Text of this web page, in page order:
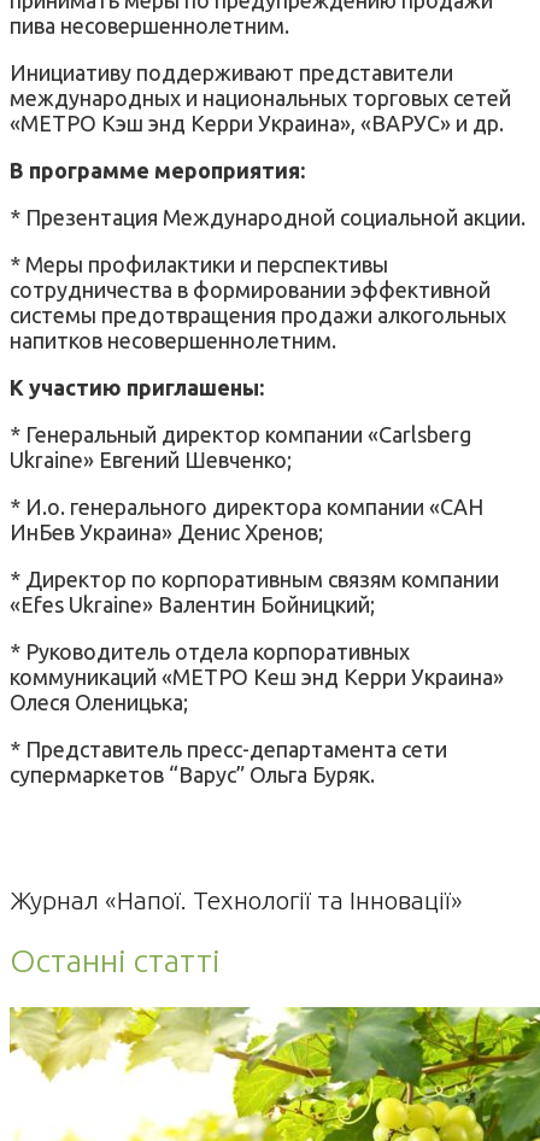
пива несовершеннолетним.
Инициативу поддерживают представители
международных и национальных торговых сетей
«МЕТРО Кэш энд Керри Украина», «ВАРУС» и др.
В программе мероприятия:
* Презентация Международной социальной акции.
* Меры профилактики и перспективы
сотрудничества в формировании эффективной
системы предотвращения продажи алкогольных
напитков несовершеннолетним.
К участию приглашены:
* Генеральный директор компании «Carlsberg
Ukraine» Евгений Шевченко;
* И.о. генерального директора компании «САН
ИнБев Украина» Денис Хренов;
* Директор по корпоративным связям компании
«Efes Ukraine» Валентин Бойницкий;
* Руководитель отдела корпоративных
коммуникаций «МЕТРО Кеш энд Керри Украина»
Олеся Оленицька;
* Представитель пресс-департамента сети
супермаркетов “Варус” Ольга Буряк.
Журнал «Напої. Технології та Інновації»
Останні статті